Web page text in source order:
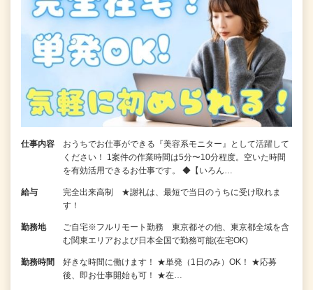
仕事内容
おうちでお仕事ができる『美容系モニター』として活躍して
ください！ 1案件の作業時間は5分〜10分程度。空いた時間
を有効活用できるお仕事です。 ◆【いろん…
給与
完全出来高制 ★謝礼は、最短で当日のうちに受け取れま
す！
勤務地
ご自宅※フルリモート勤務 東京都その他、東京都全域を含
む関東エリアおよび日本全国で勤務可能(在宅OK)
勤務時間
好きな時間に働けます！ ★単発（1日のみ）OK！ ★応募
後、即お仕事開始も可！ ★在…